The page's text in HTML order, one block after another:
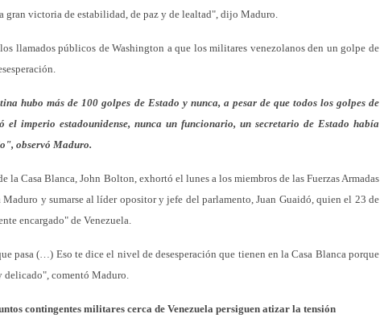
gran victoria de estabilidad, de paz y de lealtad", dijo Maduro.
llamados públicos de Washington a que los militares venezolanos den un golpe de
hubo más de 100 golpes de Estado y nunca, a pesar de que todos los golpes de
el imperio estadounidense, nunca un funcionario, un secretario de Estado había
observó Maduro.
la Casa Blanca, John Bolton, exhortó el lunes a los miembros de las Fuerzas Armadas
Maduro y sumarse al líder opositor y jefe del parlamento, Juan Guaidó, quien el 23 de
encargado" de Venezuela.
pasa (…) Eso te dice el nivel de desesperación que tienen en la Casa Blanca porque
delicado", comentó Maduro.
contingentes militares cerca de Venezuela persiguen atizar la tensión